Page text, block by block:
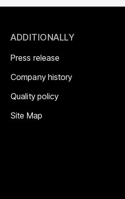
ADDITIONALLY
Press release
Company history
Quality policy
Site Map